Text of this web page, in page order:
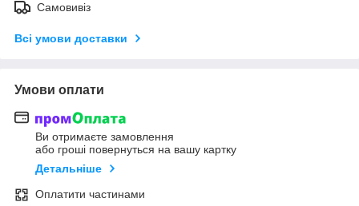
Самовивіз
Всі умови доставки
Умови оплати
Ви отримаєте замовлення
або гроші повернуться на вашу картку
Детальніше
Оплатити частинами